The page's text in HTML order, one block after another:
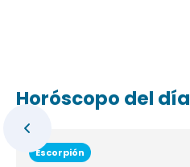
Horóscopo del día
Escorpión